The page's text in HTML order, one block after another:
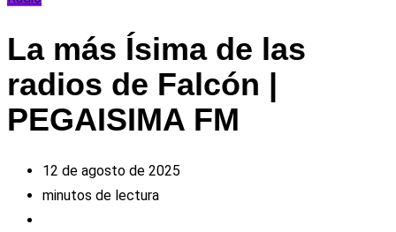
La más Ísima de las
radios de Falcón |
PEGAISIMA FM
12 de agosto de 2025
minutos de lectura